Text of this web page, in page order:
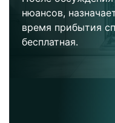
нюансов,
время прибытия
бесплатная.